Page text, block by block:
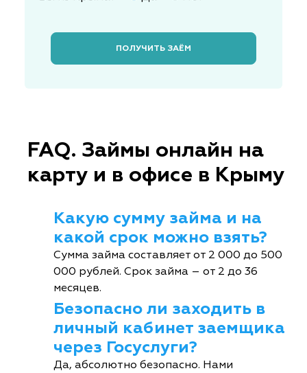
ПОЛУЧИТЬ ЗАЁМ
FAQ. Займы онлайн на
карту и в офисе в Крыму
Какую сумму займа и на
какой срок можно взять?
Сумма займа составляет от 2 000 до 500
000 рублей. Срок займа – от 2 до 36
месяцев.
Безопасно ли заходить в
личный кабинет заемщика
через Госуслуги?
Да, абсолютно безопасно. Нами